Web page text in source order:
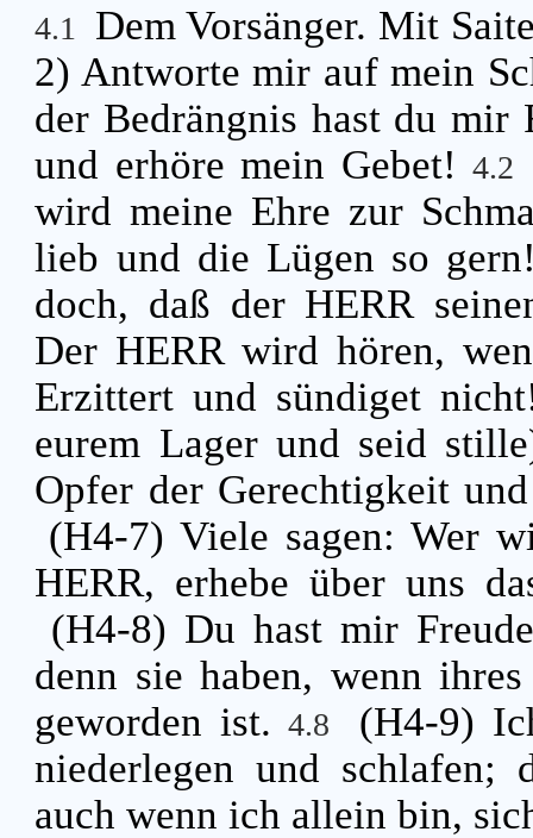
4.1
Dem Vorsänger. Mit
2) Antworte mir auf mein
der Bedrängnis hast du mir
und erhöre mein Gebet! 4.2
wird meine Ehre zur
lieb und die Lügen so
doch, daß der HERR
Der HERR wird hören,
Erzittert und sündiget
eurem Lager und seid
Opfer der Gerechtigkeit
(H4-7) Viele sagen: Wer
HERR, erhebe über uns
(H4-8) Du hast mir
denn sie haben, wenn
geworden ist.4.8
(H4-9)
niederlegen und schlafen;
auch wenn ich allein bin,